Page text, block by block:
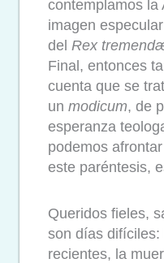
contemplamos la
imagen
del Rex
Final, entonces
cuenta que se
un modicum, de
esperanza
podemos
este paréntesis,
Queridos fieles,
son días
recientes, la